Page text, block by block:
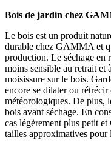
Bois de jardin chez
Le bois est un produit
durable chez GAMMA et
production. Le séchage en
moins sensible au retrait et
moisissure sur le bois.
encore se dilater ou
météorologiques. De plus,
bois avant séchage. En
cas légèrement plus petit
tailles approximatives pour